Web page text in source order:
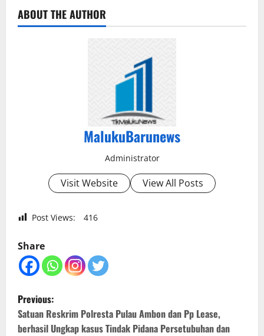
ABOUT THE AUTHOR
MalukuBarunews
Administrator
Visit Website View All Posts
Post Views: 416
Share
P
o
Previous:
Satuan Reskrim Polresta Pulau Ambon dan Pp Lease,
berhasil Ungkap kasus Tindak Pidana Persetubuhan dan